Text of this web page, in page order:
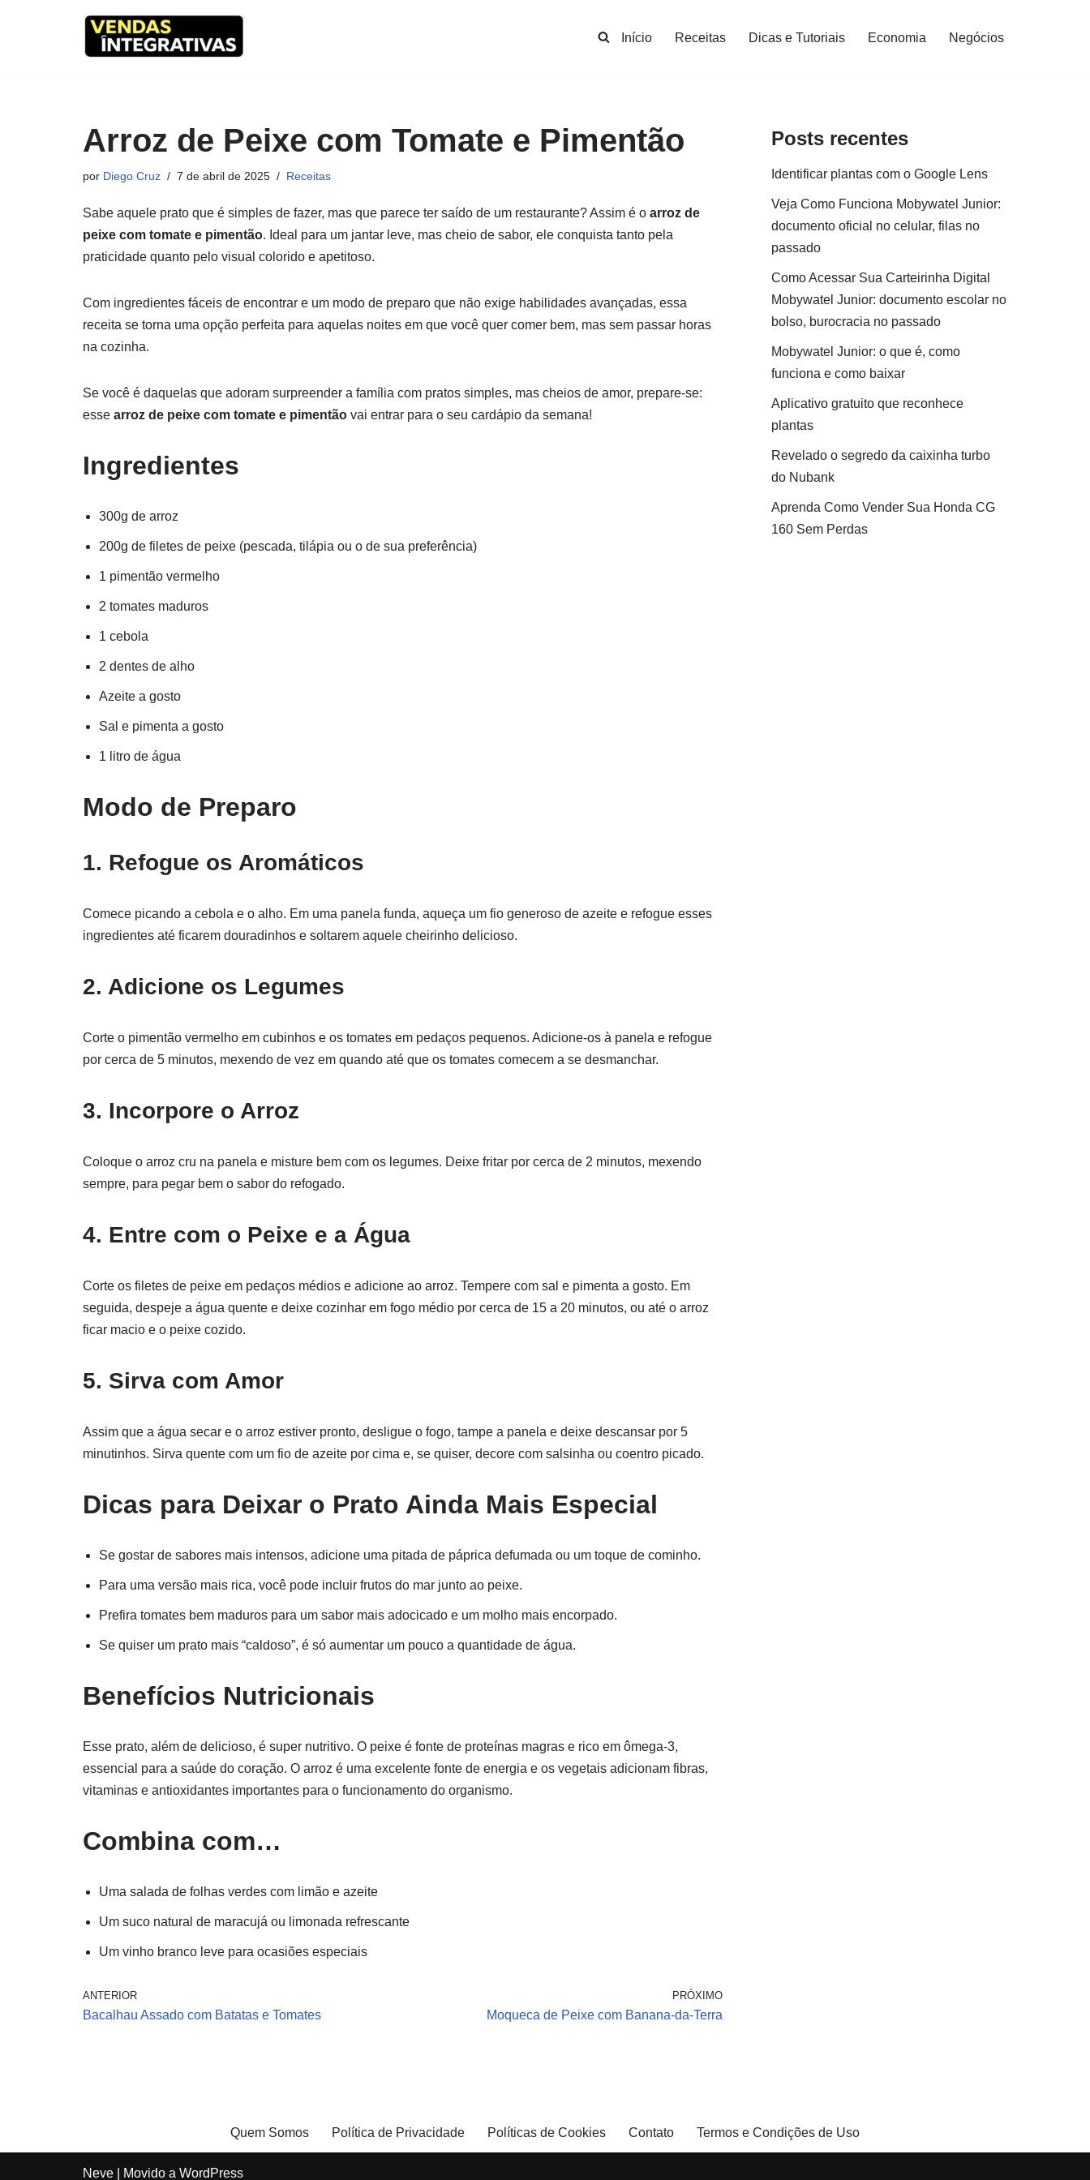
Início Receitas Dicas e Tutoriais Economia Negócios
Arroz de Peixe com Tomate e Pimentão
por Diego Cruz 7 de abril de 2025 Receitas
Sabe aquele prato que é simples de fazer, mas que parece ter saído de um restaurante? Assim é o arroz de
peixe com tomate e pimentão. Ideal para um jantar leve, mas cheio de sabor, ele conquista tanto pela
praticidade quanto pelo visual colorido e apetitoso.
Com ingredientes fáceis de encontrar e um modo de preparo que não exige habilidades avançadas, essa
receita se torna uma opção perfeita para aquelas noites em que você quer comer bem, mas sem passar horas
na cozinha.
Se você é daquelas que adoram surpreender a família com pratos simples, mas cheios de amor, prepare-se:
esse arroz de peixe com tomate e pimentão vai entrar para o seu cardápio da semana!
Ingredientes
300g de arroz
200g de filetes de peixe (pescada, tilápia ou o de sua preferência)
1 pimentão vermelho
2 tomates maduros
1 cebola
2 dentes de alho
Azeite a gosto
Sal e pimenta a gosto
1 litro de água
Modo de Preparo
1. Refogue os Aromáticos
Comece picando a cebola e o alho. Em uma panela funda, aqueça um fio generoso de azeite e refogue esses
ingredientes até ficarem douradinhos e soltarem aquele cheirinho delicioso.
2. Adicione os Legumes
Corte o pimentão vermelho em cubinhos e os tomates em pedaços pequenos. Adicione-os à panela e refogue
por cerca de 5 minutos, mexendo de vez em quando até que os tomates comecem a se desmanchar.
3. Incorpore o Arroz
Coloque o arroz cru na panela e misture bem com os legumes. Deixe fritar por cerca de 2 minutos, mexendo
sempre, para pegar bem o sabor do refogado.
4. Entre com o Peixe e a Água
Corte os filetes de peixe em pedaços médios e adicione ao arroz. Tempere com sal e pimenta a gosto. Em
seguida, despeje a água quente e deixe cozinhar em fogo médio por cerca de 15 a 20 minutos, ou até o arroz
ficar macio e o peixe cozido.
5. Sirva com Amor
Assim que a água secar e o arroz estiver pronto, desligue o fogo, tampe a panela e deixe descansar por 5
minutinhos. Sirva quente com um fio de azeite por cima e, se quiser, decore com salsinha ou coentro picado.
Dicas para Deixar o Prato Ainda Mais Especial
Se gostar de sabores mais intensos, adicione uma pitada de páprica defumada ou um toque de cominho.
Para uma versão mais rica, você pode incluir frutos do mar junto ao peixe.
Prefira tomates bem maduros para um sabor mais adocicado e um molho mais encorpado.
Se quiser um prato mais “caldoso”, é só aumentar um pouco a quantidade de água.
Benefícios Nutricionais
Esse prato, além de delicioso, é super nutritivo. O peixe é fonte de proteínas magras e rico em ômega-3,
essencial para a saúde do coração. O arroz é uma excelente fonte de energia e os vegetais adicionam fibras,
vitaminas e antioxidantes importantes para o funcionamento do organismo.
Combina com…
Uma salada de folhas verdes com limão e azeite
Um suco natural de maracujá ou limonada refrescante
Um vinho branco leve para ocasiões especiais
ANTERIOR
Bacalhau Assado com Batatas e Tomates
PRÓXIMO
Moqueca de Peixe com Banana-da-Terra
Posts recentes
Identificar plantas com o Google Lens
Veja Como Funciona Mobywatel Junior:
documento oficial no celular, filas no
passado
Como Acessar Sua Carteirinha Digital
Mobywatel Junior: documento escolar no
bolso, burocracia no passado
Mobywatel Junior: o que é, como
funciona e como baixar
Aplicativo gratuito que reconhece
plantas
Revelado o segredo da caixinha turbo
do Nubank
Aprenda Como Vender Sua Honda CG
160 Sem Perdas
Quem Somos Política de Privacidade Políticas de Cookies Contato Termos e Condições de Uso
Neve | Movido a WordPress